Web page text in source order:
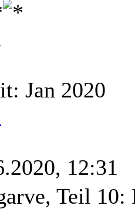
Jan 2020
12:31
Teil 10: